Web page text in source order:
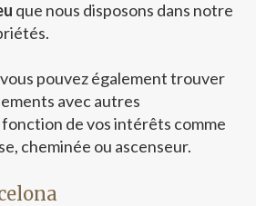
que nous disposons dans notre
pouvez également trouver
avec autres
de vos intérêts comme
cheminée ou ascenseur.
pour stocker des informations sur
choix personnels de l'utilisateur
nous pouvons connaître les
sur le site Web et afficher des
de navigation de l'utilisateur.